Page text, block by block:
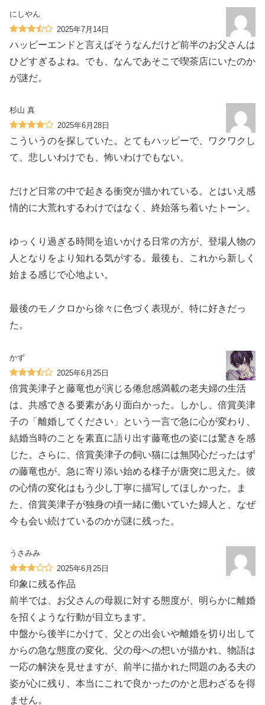
にしやん
2025年7月14日
ハッピーエンドと言えばそうなんだけど前半のお父さんは
ひどすぎるよね。でも、なんであそこで喫茶店にいたのか
が謎だ。
杉山 真
2025年6月28日
こういうのを探していた。とてもハッピーで、ワクワクし
て、悲しいわけでも、怖いわけでもない。
だけど日常の中で起きる衝突が描かれている。とはいえ感
情的に大荒れするわけではなく、終始落ち着いたトーン。
ゆっくり過ぎる時間を追いかける日常の方が、登場人物の
人となりをより知れる気がする。最後も、これから新しく
始まる感じで心地よい。
最後のモノクロから徐々に色づく表現が、特に好きだっ
た。
かず
2025年6月25日
倍賞美津子と藤竜也が演じる倦怠感満載の老夫婦の生活
は、共感できる要素があり面白かった。しかし、倍賞美津
子の「離婚してください」という一言で急に心が変わり、
結婚当時のことを素直に語り出す藤竜也の姿には驚きを感
じた。さらに、倍賞美津子の飼い猫には無関心だったはず
の藤竜也が、急に寄り添い始める様子が唐突に思えた。彼
の心情の変化はもう少し丁寧に描写してほしかった。ま
た、倍賞美津子が独身の頃一緒に働いていた婦人と、なぜ
今も会い続けているのかが謎に残った。
うさみみ
2025年6月25日
印象に残る作品
前半では、お父さんの母親に対する態度が、明らかに離婚
を招くような行動が目立ちます。
中盤から後半にかけて、父との出会いや離婚を切り出して
からの急な態度の変化、父の母への想いが描かれ、物語は
一応の解決を見せますが、前半に描かれた問題のある夫の
姿が心に残り、本当にこれで良かったのかと思わざるを得
ません。